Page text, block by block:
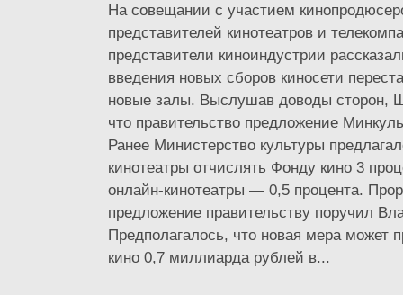
На совещании с участием
представителей кинотеатров и
представители киноиндустрии
введения новых сборов киносети
новые залы. Выслушав доводы сторон,
что правительство предложение
Ранее Министерство культуры
кинотеатры отчислять Фонду кино 3
онлайн-кинотеатры — 0,5 процента.
предложение правительству поручил
Предполагалось, что новая мера может
кино 0,7 миллиарда рублей в...